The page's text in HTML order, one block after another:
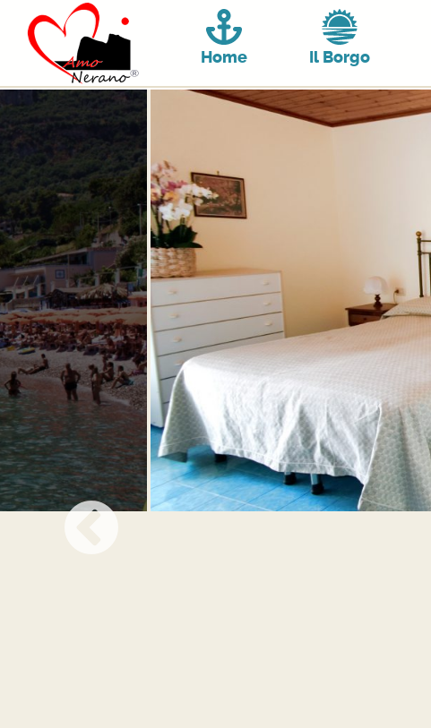
Home Il Borgo